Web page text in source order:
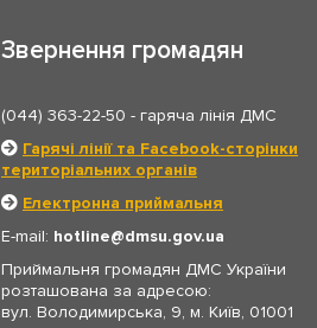
Звернення громадян
(044) 363-22-50 - гаряча лінія ДМС
Гарячі лінії та Facebook-сторінки
територіальних органів
Електронна приймальня
E-mail: hotline
dmsu.gov.ua
Приймальня громадян ДМС України
розташована за адресою:
вул. Володимирська, 9, м. Київ, 01001